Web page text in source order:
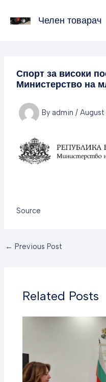
Челен товарач
Спорт за високи
Министерство на
By admin / August
Source
← Previous Post
Related Posts